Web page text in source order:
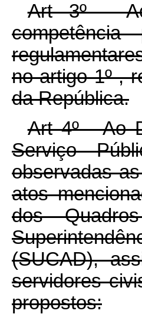
Art 3º -
no artigo 1º ,
da República.
Art 4º - Ao
Serviço
observadas
atos
dos
(SUCAD),
servidores
propostos: